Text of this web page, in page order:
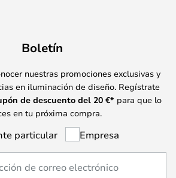
Boletín
nuestras promociones exclusivas y
en iluminación de diseño. Regístrate
de descuento del 20 €* para que lo
en tu próxima compra.
particular Empresa